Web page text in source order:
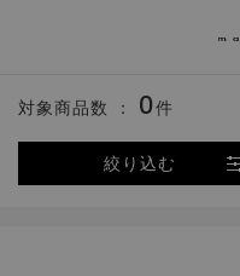
絞り込む
対象商品数 ： 0件